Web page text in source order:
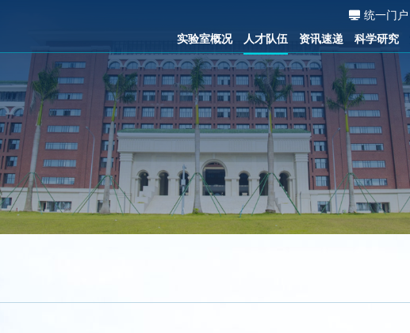
统一门户
实验室概况
人才队伍 资讯速递 科学研究